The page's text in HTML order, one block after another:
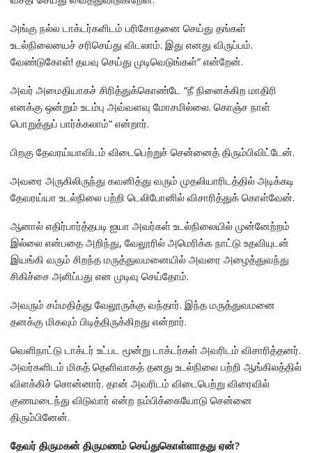
அங்கு நல்ல டாக்டர்களிடம் பரிசோதனை செய்து தங்கள்
உடல்நிலையைச் சரிசெய்து விடலாம். இது எனது விருப்பம்.
வேண்டுகோள்! தயவு செய்து முடிவெடுங்கள்” என்றேன்.
அவர் அமைதியாகச் சிரித்துக்கொண்டே “நீ நினைக்கிற மாதிரி
எனக்கு ஒன்றும் உடம்பு அவ்வளவு மோசமில்லை. கொஞ்ச நாள்
பொறுத்துப் பார்க்கலாம்” என்றார்.
பிறகு தேவரய்யாவிடம் விடைபெற்றுச் சென்னைத் திரும்பிவிட்டேன்.
அவரை அருகிலிருந்து கவனித்து வரும் முதலியாரிடத்தில் அடிக்கடி
தேவரய்யா உடல்நிலை பற்றி டெலிபோனில் விசாரித்துக் கொள்வேன்.
ஆனால் எதிர்பார்த்தபடி ஐயா அவர்கள் உடல்நிலையில் முன்னேற்றம்
இல்லை என்பதை அறிந்து, வேலூரில் அமெரிக்க நாட்டு உதவியுடன்
இயங்கி வரும் சிறந்த மருத்துவமனையில் அவரை அழைத்துவந்து
சிகிச்சை அளிப்பது என முடிவு செய்தோம்.
அவரும் சம்மதித்து வேலூருக்கு வந்தார். இந்த மருத்துவமனை
தனக்கு மிகவும் பிடித்திருக்கிறது என்றார்.
வெளிநாட்டு டாக்டர் உட்பட மூன்று டாக்டர்கள் அவரிடம் விசாரித்தனர்.
அவர்களிடம் மிகத் தெளிவாகத் தனது உடல்நிலை பற்றி ஆங்கிலத்தில்
விளக்கிச் சொன்னார். தான் அவரிடம் விடைபெற்று விரைவில்
குணமடைந்து விடுவார் என்ற நம்பிக்கையோடு சென்னை
திரும்பினேன்.
தேவர் திருமகன் திருமணம் செய்துகொள்ளாதது ஏன்?